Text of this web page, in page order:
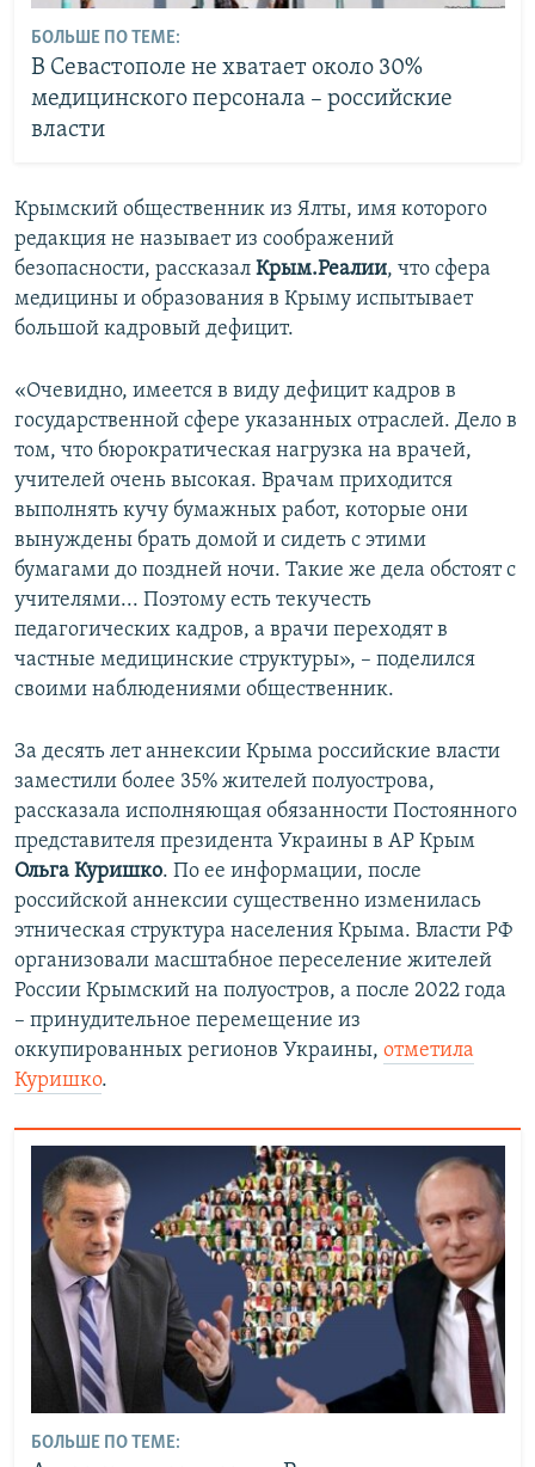
БОЛЬШЕ ПО ТЕМЕ:
В Севастополе не хватает около 30%
медицинского персонала – российские
власти
Крымский общественник из Ялты, имя которого
редакция не называет из соображений
безопасности, рассказал Крым.Реалии, что сфера
медицины и образования в Крыму испытывает
большой кадровый дефицит.
«Очевидно, имеется в виду дефицит кадров в
государственной сфере указанных отраслей. Дело в
том, что бюрократическая нагрузка на врачей,
учителей очень высокая. Врачам приходится
выполнять кучу бумажных работ, которые они
вынуждены брать домой и сидеть с этими
бумагами до поздней ночи. Такие же дела обстоят с
учителями... Поэтому есть текучесть
педагогических кадров, а врачи переходят в
частные медицинские структуры», – поделился
своими наблюдениями общественник.
За десять лет аннексии Крыма российские власти
заместили более 35% жителей полуострова,
рассказала исполняющая обязанности Постоянного
представителя президента Украины в АР Крым
Ольга Куришко. По ее информации, после
российской аннексии существенно изменилась
этническая структура населения Крыма. Власти РФ
организовали масштабное переселение жителей
России Крымский на полуостров, а после 2022 года
– принудительное перемещение из
оккупированных регионов Украины, отметила
Куришко.
БОЛЬШЕ ПО ТЕМЕ: